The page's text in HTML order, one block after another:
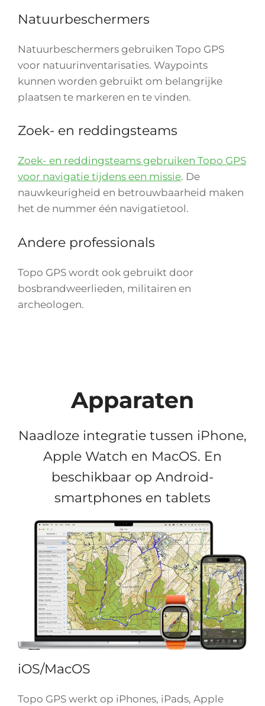
Natuurbeschermers
Natuurbeschermers gebruiken Topo GPS
voor natuurinventarisaties. Waypoints
kunnen worden gebruikt om belangrijke
plaatsen te markeren en te vinden.
Zoek- en reddingsteams
Zoek- en reddingsteams gebruiken Topo GPS
voor navigatie tijdens een missie. De
nauwkeurigheid en betrouwbaarheid maken
het de nummer één navigatietool.
Andere professionals
Topo GPS wordt ook gebruikt door
bosbrandweerlieden, militairen en
archeologen.
Apparaten
Naadloze integratie tussen iPhone,
Apple Watch en MacOS. En
beschikbaar op Android-
smartphones en tablets
iOS/MacOS
Topo GPS werkt op iPhones, iPads, Apple